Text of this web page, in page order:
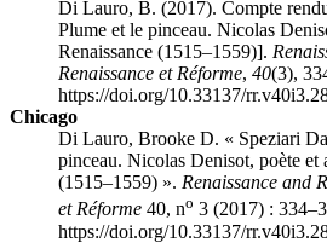
Di Lauro, B. (2017). Compte
Plume et le pinceau. Nicolas
Renaissance (1515–1559)].
Renaissance et Réforme, 40(3),
https://doi.org/10.33137/
Chicago
Di Lauro, Brooke D. « Speziari
pinceau. Nicolas Denisot, poète et
(1515–1559) ». Renaissance and
et Réforme 40, no 3 (2017) :
https://doi.org/10.33137/